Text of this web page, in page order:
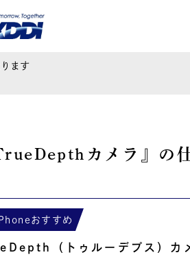
ます
カメラ』の
おすすめ
（トゥルーデプス）カ